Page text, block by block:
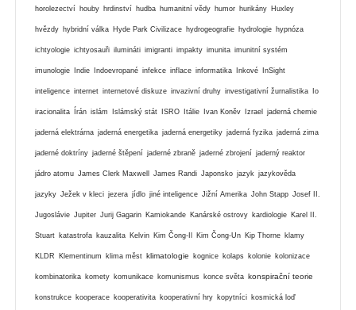
horolezectví houby hrdinství hudba humanitní vědy humor hurikány Huxley
hvězdy hybridní válka Hyde Park Civilizace hydrogeografie hydrologie hypnóza
ichtyologie ichtyosauři ilumináti imigranti impakty imunita imunitní systém
imunologie Indie Indoevropané infekce inflace informatika Inkové InSight
inteligence internet internetové diskuze invazivní druhy investigativní žurnalistika Io
iracionalita Írán islám Islámský stát ISRO Itálie Ivan Koněv Izrael jaderná chemie
jaderná elektrárna jaderná energetika jaderná energetiky jaderná fyzika jaderná zima
jaderné doktríny jaderné štěpení jaderné zbraně jaderné zbrojení jaderný reaktor
jádro atomu James Clerk Maxwell James Randi Japonsko jazyk jazykověda
jazyky Ježek v kleci jezera jídlo jiné inteligence Jižní Amerika John Stapp Josef II.
Jugoslávie Jupiter Jurij Gagarin Kamiokande Kanárské ostrovy kardiologie Karel II.
Stuart katastrofa kauzalita Kelvin Kim Čong-Il Kim Čong-Un Kip Thorne klamy
KLDR Klementinum klima měst klimatologie kognice kolaps kolonie kolonizace
kombinatorika komety komunikace komunismus konce světa konspirační teorie
konstrukce kooperace kooperativita kooperativní hry kopytníci kosmická loď